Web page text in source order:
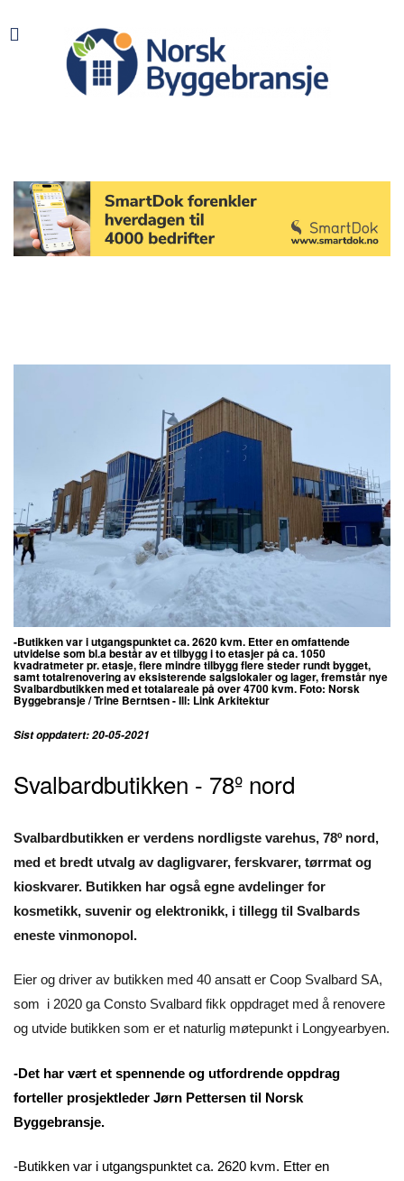
-Butikken var i utgangspunktet ca. 2620 kvm. Etter en omfattende
utvidelse som bl.a består av et tilbygg i to etasjer på ca. 1050
kvadratmeter pr. etasje, flere mindre tilbygg flere steder rundt bygget,
samt totalrenovering av eksisterende salgslokaler og lager, fremstår nye
Svalbardbutikken med et totalareale på over 4700 kvm. Foto: Norsk
Byggebransje / Trine Berntsen - Ill: Link Arkitektur
Sist oppdatert: 20-05-2021
Svalbardbutikken - 78º nord
Svalbardbutikken er verdens nordligste varehus, 78º nord,
med et bredt utvalg av dagligvarer, ferskvarer, tørrmat og
kioskvarer. Butikken har også egne avdelinger for
kosmetikk, suvenir og elektronikk, i tillegg til Svalbards
eneste vinmonopol.
Eier og driver av butikken med 40 ansatt er Coop Svalbard SA,
som i 2020 ga Consto Svalbard fikk oppdraget med å renovere
og utvide butikken som er et naturlig møtepunkt i Longyearbyen.
-Det har vært et spennende og utfordrende oppdrag
forteller prosjektleder Jørn Pettersen til Norsk
Byggebransje.
-Butikken var i utgangspunktet ca. 2620 kvm. Etter en